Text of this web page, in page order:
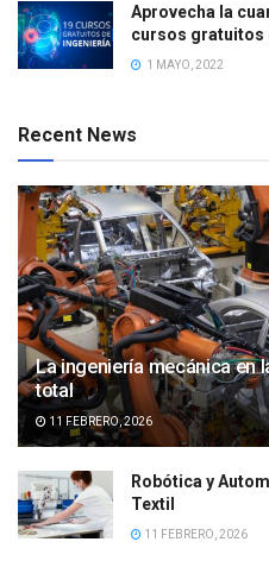
Aprovecha la
cursos gratuitos
1 MAYO, 2022
Recent News
La ingeniería mecánica en
total
11 FEBRERO, 2026
Robótica y
Textil
11 FEBRERO, 2026